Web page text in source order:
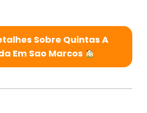
Sobre Quintas A
Em Sao Marcos